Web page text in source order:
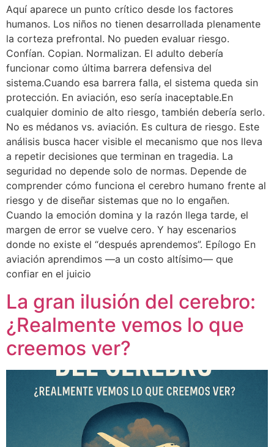
Aquí aparece un punto crítico desde los factores
humanos. Los niños no tienen desarrollada plenamente
la corteza prefrontal. No pueden evaluar riesgo.
Confían. Copian. Normalizan. El adulto debería
funcionar como última barrera defensiva del
sistema.Cuando esa barrera falla, el sistema queda sin
protección. En aviación, eso sería inaceptable.En
cualquier dominio de alto riesgo, también debería serlo.
No es médanos vs. aviación. Es cultura de riesgo. Este
análisis busca hacer visible el mecanismo que nos lleva
a repetir decisiones que terminan en tragedia. La
seguridad no depende solo de normas. Depende de
comprender cómo funciona el cerebro humano frente al
riesgo y de diseñar sistemas que no lo engañen.
Cuando la emoción domina y la razón llega tarde, el
margen de error se vuelve cero. Y hay escenarios
donde no existe el “después aprendemos”. Epílogo En
aviación aprendimos —a un costo altísimo— que
confiar en el juicio
La gran ilusión del cerebro:
¿Realmente vemos lo que
creemos ver?